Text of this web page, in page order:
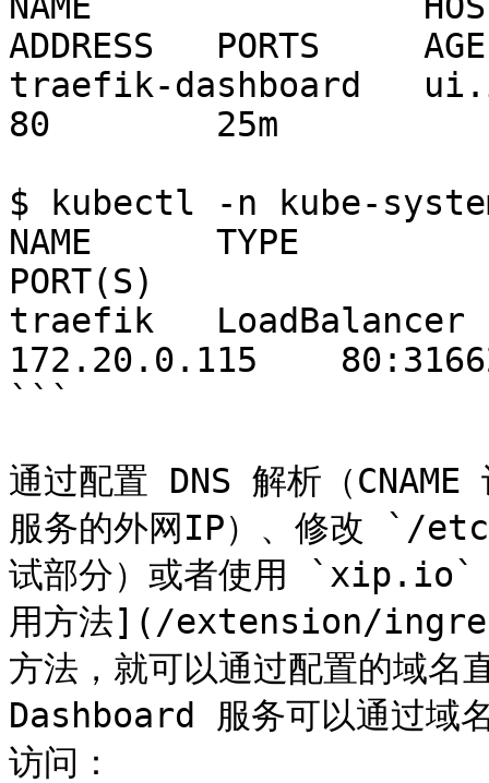
ADDRESS   PORTS     AGE
traefik-dashboard
80        25m
$ kubectl -n kube-
NAME      TYPE
PORT(S)
traefik   LoadBalancer
172.20.0.115
```
通过配置 DNS 解析（
服务的外网IP）、修改 `/
试部分）或者使用
用方法](/extension/
方法，就可以通过配置的域名
Dashboard 服务可以通
访问：